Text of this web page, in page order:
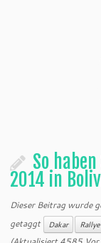
So
2014 in
Dieser Beitrag wurde
getaggt
Dakar Rallye